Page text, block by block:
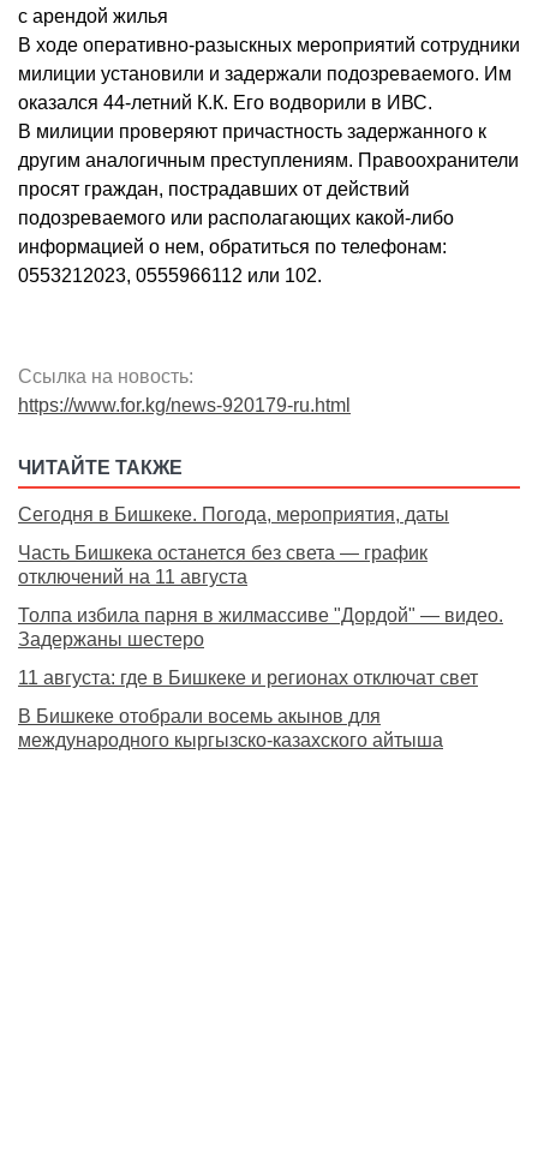
с арендой жилья
В ходе оперативно-разыскных мероприятий сотрудники
милиции установили и задержали подозреваемого. Им
оказался 44-летний К.К. Его водворили в ИВС.
В милиции проверяют причастность задержанного к
другим аналогичным преступлениям. Правоохранители
просят граждан, пострадавших от действий
подозреваемого или располагающих какой-либо
информацией о нем, обратиться по телефонам:
0553212023, 0555966112 или 102.
Ссылка на новость:
https://www.for.kg/news-920179-ru.html
ЧИТАЙТЕ ТАКЖЕ
Сегодня в Бишкеке. Погода, мероприятия, даты
Часть Бишкека останется без света — график
отключений на 11 августа
Толпа избила парня в жилмассиве "Дордой" — видео.
Задержаны шестеро
11 августа: где в Бишкеке и регионах отключат свет
В Бишкеке отобрали восемь акынов для
международного кыргызско-казахского айтыша